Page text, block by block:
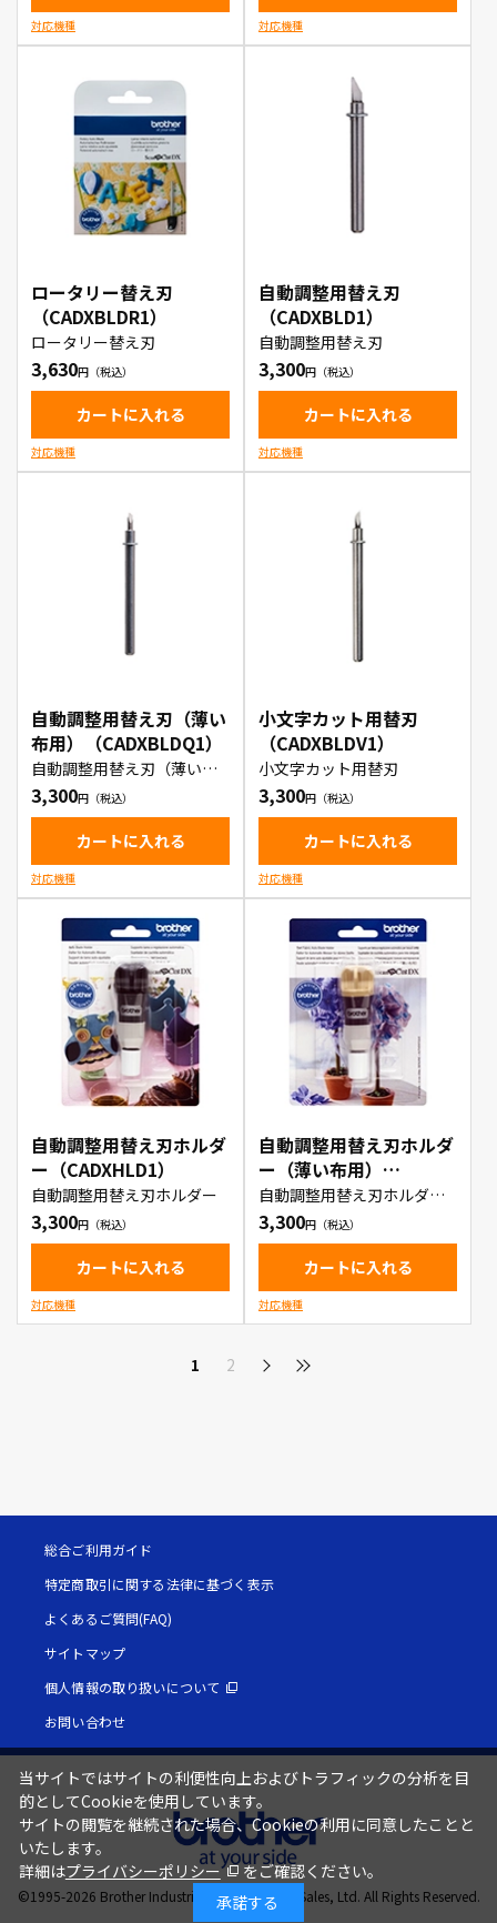
対応機種 対応機種
ロータリー替え刃
（CADXBLDR1）
ロータリー替え刃
3,630
カートに入れる
対応機種
自動調整用替え刃
（CADXBLD1）
自動調整用替え刃
3,300
カートに入れる
対応機種
自動調整用替え刃（薄い
布用）（CADXBLDQ1）
自動調整用替え刃（薄い布
用）
3,300
カートに入れる
対応機種
小文字カット用替刃
（CADXBLDV1）
小文字カット用替刃
3,300
カートに入れる
対応機種
自動調整用替え刃ホルダ
ー（CADXHLD1）
自動調整用替え刃ホルダー
3,300
カートに入れる
対応機種
自動調整用替え刃ホルダ
ー（薄い布用）
（CADXHLDQ1）
自動調整用替え刃ホルダー
（薄い布用）
3,300
カートに入れる
対応機種
1 2
総合ご利用ガイド
特定商取引に関する法律に基づく表示
よくあるご質問(FAQ)
サイトマップ
個人情報の取り扱いについて
お問い合わせ
©1995-2026 Brother Industries, Ltd. / Brother Sales, Ltd. All Rights Reserved.
当サイトではサイトの利便性向上およびトラフィックの分析を目
的としてCookieを使用しています。
サイトの閲覧を継続された場合、Cookieの利用に同意したことと
いたします。
詳細はプライバシーポリシー
をご確認ください。
承諾する